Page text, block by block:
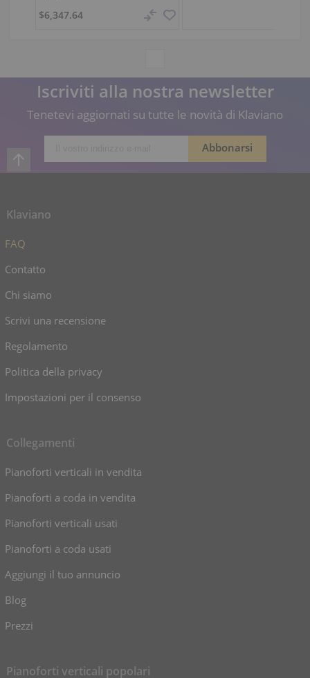
$6,347.64
Iscriviti alla nostra newsletter
Tenetevi aggiornati su tutte le novità di Klaviano
Klaviano
FAQ
Contatto
Chi siamo
Scrivi una recensione
Regolamento
Politica della privacy
Impostazioni per il consenso
Collegamenti
Pianoforti verticali in vendita
Pianoforti a coda in vendita
Pianoforti verticali usati
Pianoforti a coda usati
Aggiungi il tuo annuncio
Blog
Prezzi
Pianoforti verticali popolari